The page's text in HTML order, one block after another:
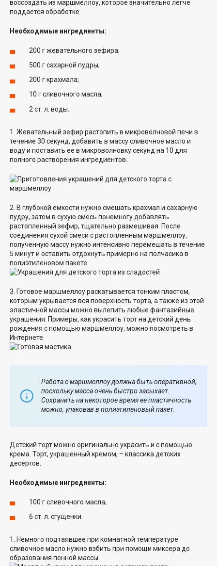
воссоздать из маршмеллоу, которое значительно легче
поддается обработке.
Необходимые ингредиенты:
200 г жевательного зефира;
500 г сахарной пудры;
200 г крахмала;
10 г сливочного масла;
2 ст. л. воды.
1. Жевательный зефир растопить в микроволновой печи в
течение 30 секунд, добавить в массу сливочное масло и
воду и поставить ее в микроволновку секунд на 10 для
полного растворения ингредиентов.
2. В глубокой емкости нужно смешать крахмал и сахарную
пудру, затем в сухую смесь понемногу добавлять
растопленный зефир, тщательно размешивая. После
соединения сухой смеси с растопленным маршмеллоу,
полученную массу нужно интенсивно перемешать в течение
5 минут и оставить отдохнуть примерно на полчасика в
полиэтиленовом пакете.
3. Готовое маршмеллоу раскатывается тонким пластом,
которым укрывается вся поверхность торта, а также из этой
эластичной массы можно вылепить любые фантазийные
украшения. Примеры, как украсить торт на детский день
рождения с помощью маршмеллоу, можно посмотреть в
Интернете.
Работа с маршмеллоу должна быть оперативной,
поскольку масса очень быстро засыхает.
Сохранить на некоторое время ее пластичность
можно, упаковав в полиэтиленовый пакет.
Детский торт можно оригинально украсить и с помощью
крема. Торт, украшенный кремом, – классика детских
десертов.
Необходимые ингредиенты:
100 г сливочного масла;
6 ст. л. сгущенки.
1. Немного подтаявшее при комнатной температуре
сливочное масло нужно взбить при помощи миксера до
образования пенной массы.